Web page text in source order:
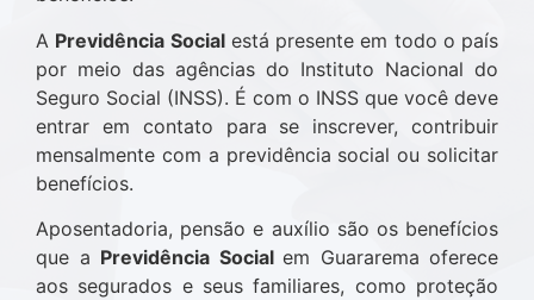
A Previdência Socialestá presente em todo o país
por meio das agências do Instituto Nacional do
Seguro Social (INSS). É com o INSS que você deve
entrar em contato para se inscrever, contribuir
mensalmente com a previdência social ou solicitar
benefícios.
Aposentadoria, pensão e auxílio são os benefícios
que a Previdência Social em Guararema oferece
aos segurados e seus familiares, como proteção